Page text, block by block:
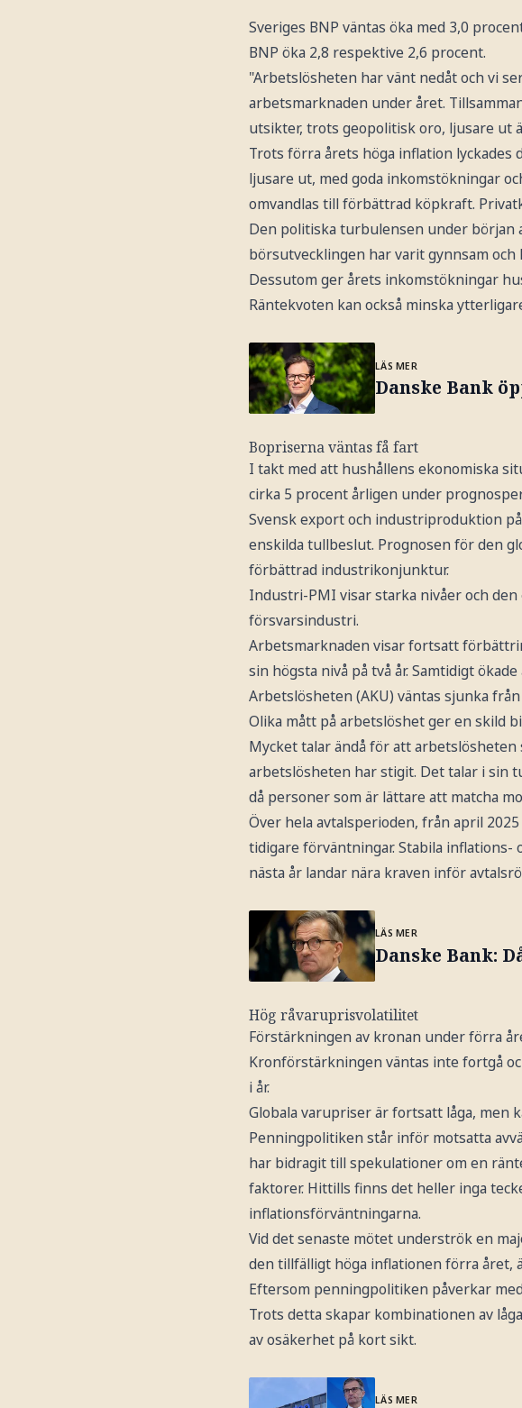
Sveriges BNP väntas öka med 3,0
BNP öka 2,8 respektive 2,6 procent.
"Arbetslösheten har vänt nedåt och vi
arbetsmarknaden under året.
utsikter, trots geopolitisk oro, ljusare ut
Trots förra årets höga inflation
ljusare ut, med goda inkomstökningar
omvandlas till förbättrad köpkraft.
Den politiska turbulensen under början
börsutvecklingen har varit gynnsam
Dessutom ger årets inkomstökningar
Räntekvoten kan också minska
LÄS MER
Danske Bank
Bopriserna väntas få fart
I takt med att hushållens ekonomiska
cirka 5 procent årligen under
Svensk export och industriproduktion
enskilda tullbeslut. Prognosen för den
förbättrad industrikonjunktur.
Industri-PMI visar starka nivåer och
försvarsindustri.
Arbetsmarknaden visar fortsatt
sin högsta nivå på två år. Samtidigt
Arbetslösheten (AKU) väntas sjunka
Olika mått på arbetslöshet ger en skild
Mycket talar ändå för att
arbetslösheten har stigit. Det talar i sin
då personer som är lättare att matcha
Över hela avtalsperioden, från april
tidigare förväntningar. Stabila
nästa år landar nära kraven inför
LÄS MER
Danske Bank:
Hög råvaruprisvolatilitet
Förstärkningen av kronan under förra
Kronförstärkningen väntas inte fortgå
i år.
Globala varupriser är fortsatt låga,
Penningpolitiken står inför motsatta
har bidragit till spekulationer om en
faktorer. Hittills finns det heller inga
inflationsförväntningarna.
Vid det senaste mötet underströk en
den tillfälligt höga inflationen förra året,
Eftersom penningpolitiken påverkar
Trots detta skapar kombinationen av
av osäkerhet på kort sikt.
LÄS MER